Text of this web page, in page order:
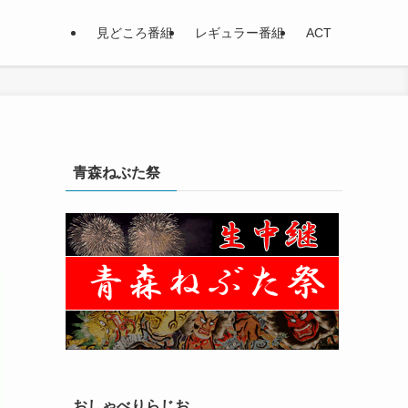
見どころ番組 レギュラー番組 ACT
青森ねぶた祭